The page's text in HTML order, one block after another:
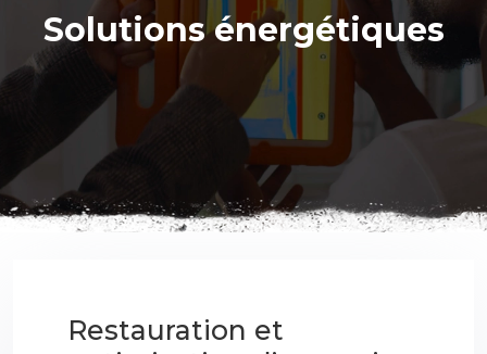
Solutions énergétiques
Restauration et